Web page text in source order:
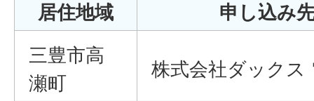
居住地域
申し込み
三豊市高
瀬町
株式会社ダック